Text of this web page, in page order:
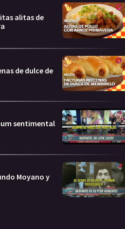
alitas de
de dulce de
sentimental
Moyano y